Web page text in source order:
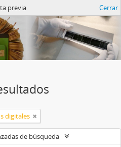
previa Cerrar
digitales
de búsqueda